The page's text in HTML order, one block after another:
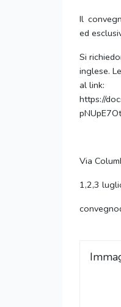
Il
ed
Si
inglese.
al link:
https://
Via
1,2,3